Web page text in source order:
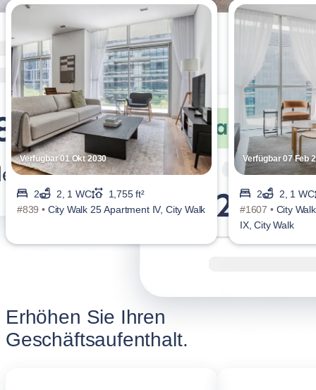
Verfügbar 01 Okt 2030
2 2, 1 WC
1,755 ft²
#839 • City Walk 25 Apartment IV, City Walk
Verfügbar 07 Feb
2
2, 1 WC
#1607 • City
IX, City Walk
Erhöhen Sie Ihren
Geschäftsaufenthalt.